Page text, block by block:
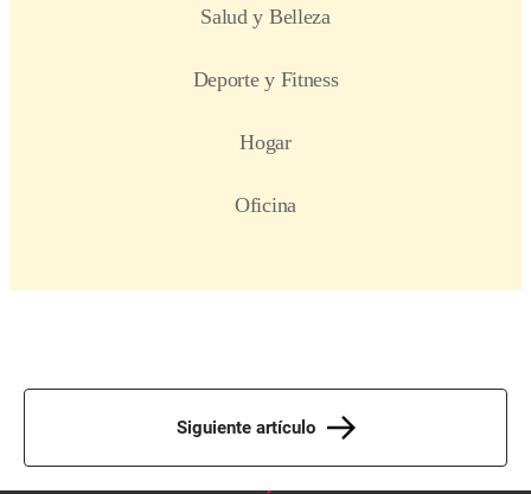
Siguiente artículo